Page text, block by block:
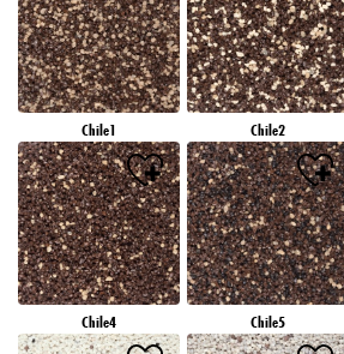
Chile1 Chile2
Chile4 Chile5